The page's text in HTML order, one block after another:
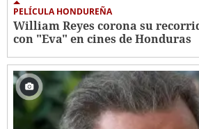
PELÍCULA HONDUREÑA
William Reyes corona su
con "Eva" en cines de Honduras